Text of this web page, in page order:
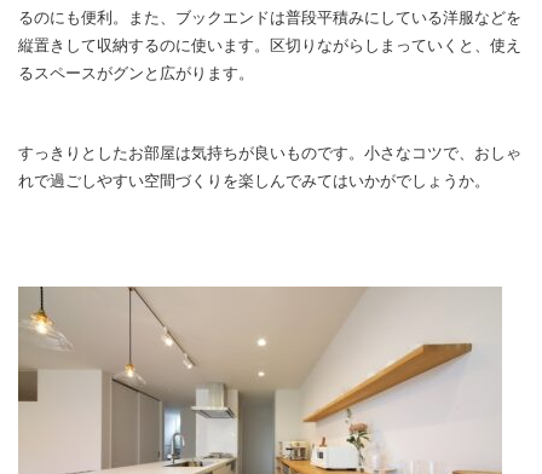
るのにも便利。また、ブックエンドは普段平積みにしている洋服などを
縦置きして収納するのに使います。区切りながらしまっていくと、使え
るスペースがグンと広がります。
すっきりとしたお部屋は気持ちが良いものです。小さなコツで、おしゃ
れで過ごしやすい空間づくりを楽しんでみてはいかがでしょうか。